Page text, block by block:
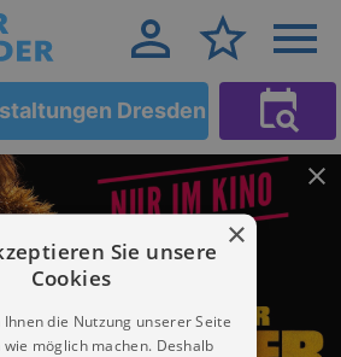
Dresden
×
Sie unsere
Cookies
die Nutzung unserer Seite
möglich machen. Deshalb